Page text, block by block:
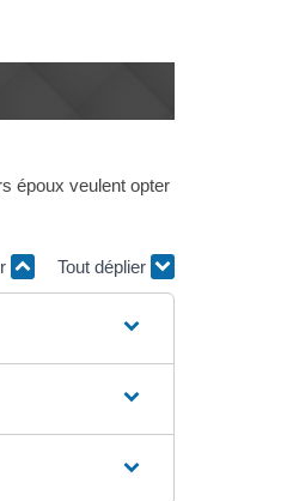
époux veulent opter
Tout déplier